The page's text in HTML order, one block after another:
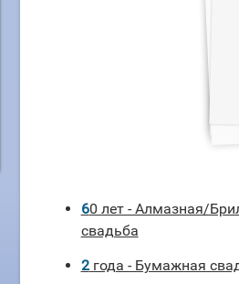
60 лет - Алмазная/Бриллиантовая
свадьба
2 года - Бумажная